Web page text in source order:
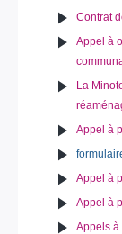
Contrat
Appel à
La
Appel à
Appel à
Appel à
Appels à